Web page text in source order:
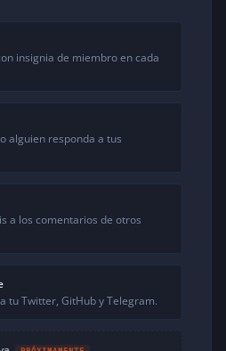
insignia de miembro en cada
alguien responda a tus
a los comentarios de otros
tu Twitter, GitHub y Telegram.